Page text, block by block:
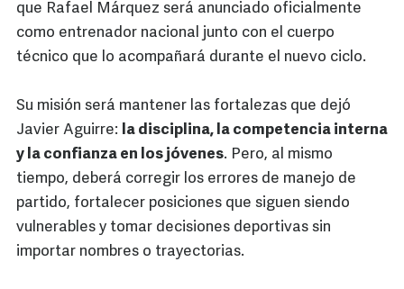
que Rafael Márquez será anunciado oficialmente
como entrenador nacional junto con el cuerpo
técnico que lo acompañará durante el nuevo ciclo.
Su misión será mantener las fortalezas que dejó
Javier Aguirre: la disciplina, la competencia interna
y la confianza en los jóvenes. Pero, al mismo
tiempo, deberá corregir los errores de manejo de
partido, fortalecer posiciones que siguen siendo
vulnerables y tomar decisiones deportivas sin
importar nombres o trayectorias.